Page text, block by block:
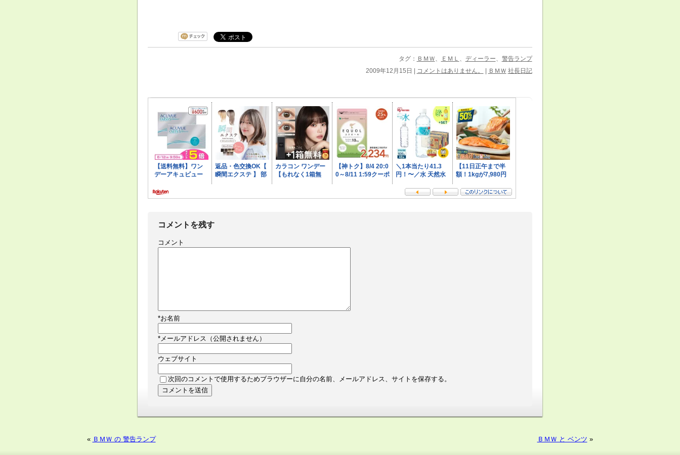
タグ： ＢＭＷ ＥＭＬ ディーラー
警告ランプ
2009年12月15日 | コメントはありません。 | ＢＭＷ 社長日記
コメントを残す
コメント
*お名前
*メールアドレス（公開されません）
ウェブサイト
次回のコメントで使用するためブラウザーに自分の名前、メールアドレス、サイトを保存する。
« ＢＭＷ の 警告ランプ ＢＭＷ と ベンツ »